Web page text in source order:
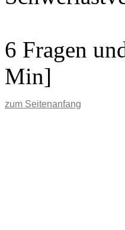
6 Fragen
Min]
zum Seitenanfang